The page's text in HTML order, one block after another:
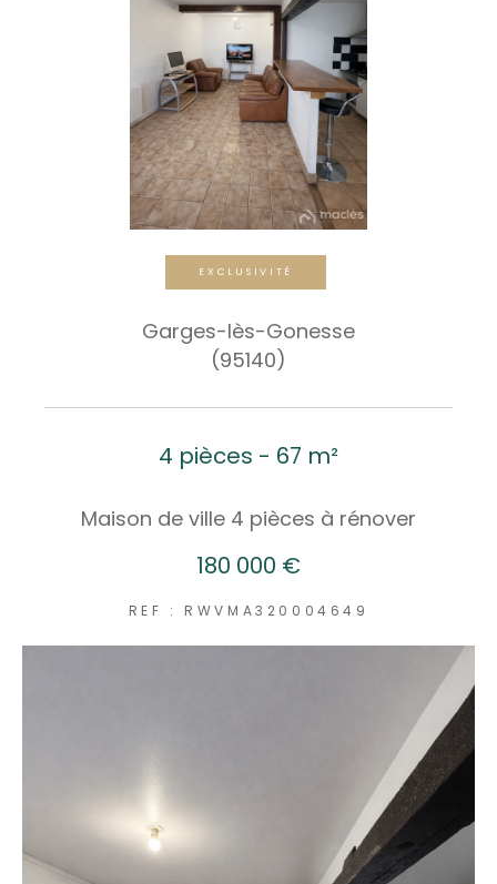
EXCLUSIVITÉ
Garges-lès-Gonesse
(95140)
4 pièces - 67 m²
Maison de ville 4 pièces à rénover
180 000 €
REF : RWVMA320004649